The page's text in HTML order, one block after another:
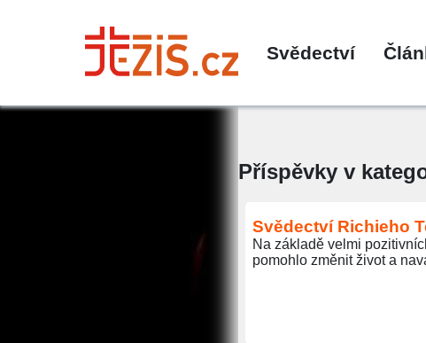
Svědectví
Příspěvky v
Svědectví Richieho
Na základě velmi
pomohlo změnit život a